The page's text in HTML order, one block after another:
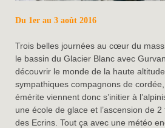
Du 1er au 3 août 2016
Trois belles journées au cœur du
le bassin du Glacier Blanc avec
découvrir le monde de la haute
sympathiques compagnons de
émérite viennent donc s’initier à
une école de glace et l’ascension de
des Ecrins. Tout ça avec une météo